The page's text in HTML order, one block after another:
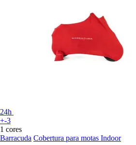
24h
+-3
1 cores
Barracuda Cobertura para motas Indoor